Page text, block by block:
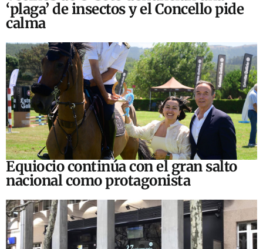
‘plaga’ de insectos y el Concello pide
calma
Equiocio continúa con el gran salto
nacional como protagonista